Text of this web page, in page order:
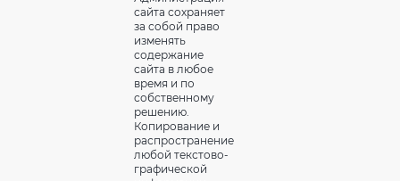
сайта сохраняет
за собой право
изменять
содержание
сайта в любое
время и по
собственному
решению.
Копирование и
распространение
любой текстово-
графической